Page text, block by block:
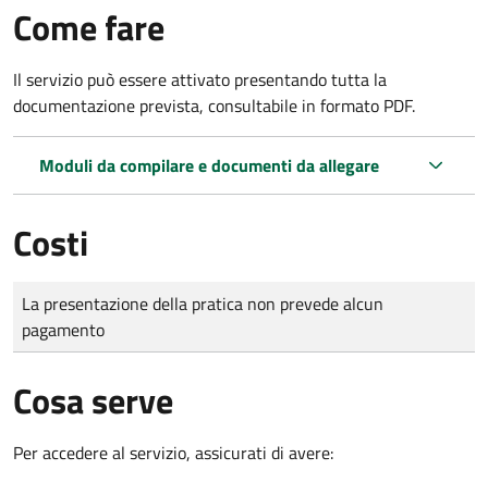
Come fare
Il servizio può essere attivato presentando tutta la
documentazione prevista, consultabile in formato PDF.
Moduli da compilare e documenti da allegare
Costi
Tipo di pagamento
Importo
La presentazione della pratica non prevede alcun
pagamento
Cosa serve
Per accedere al servizio, assicurati di avere: